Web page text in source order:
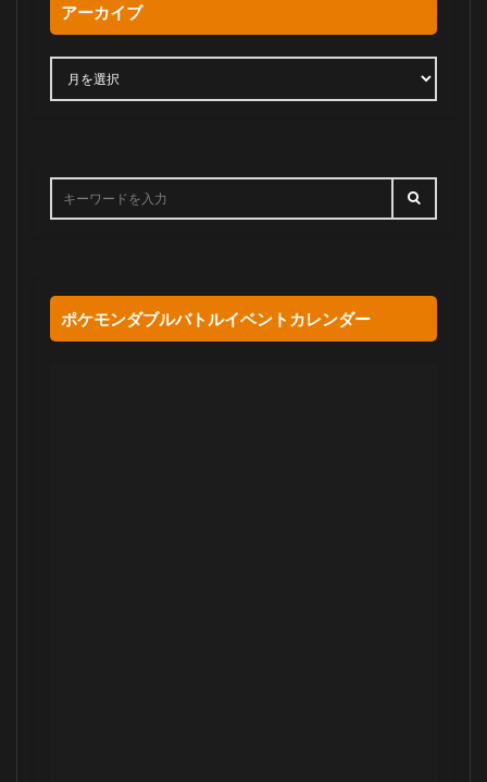
アーカイブ
ポケモンダブルバトルイベントカレンダー